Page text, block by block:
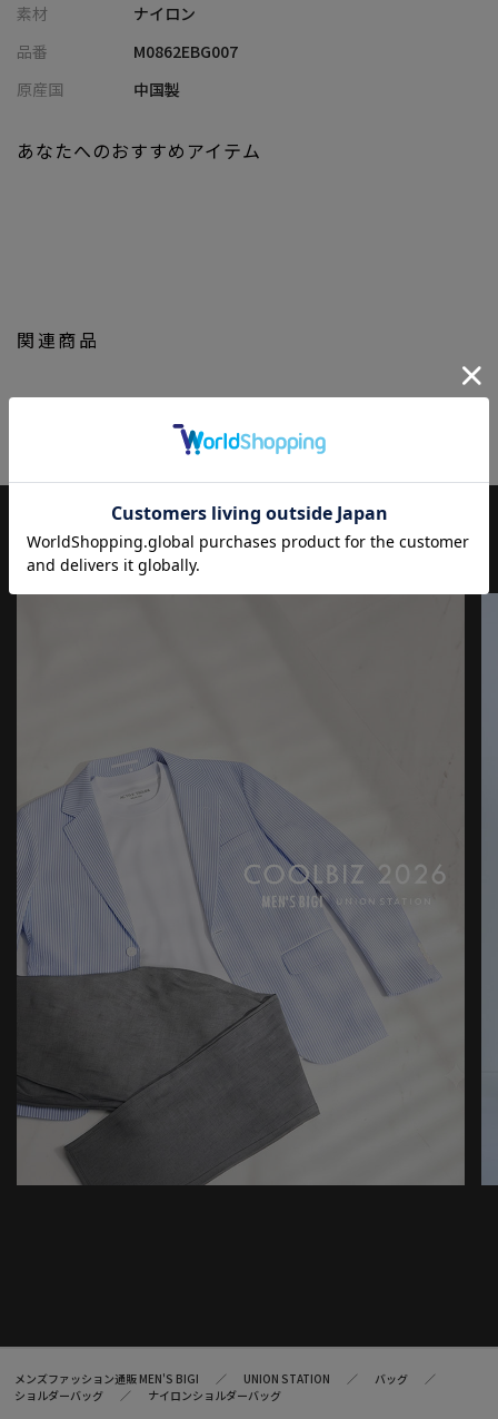
・Tシャツ×デニムと合わせて、軽快なカジュアルスタイルに
・シャツ×スラックスと合わせて、程よく抜け感のあるきれいめ
タイルに
ズビギ】
アメリカントラッドを軸にアメリカンカルチャー、ストリート、
ワーク、アウトドアといった多様なスタイル・文化を柔軟に取り
入れながら、現代の大人にふさわしいファッションを追求するブ
▼Instagram：@unionstation_official
素材
ナイロン
品番
M0862EBG007
原産国
中国製
関連商品
あなたへのおすすめアイテム
JOURNAL もっと見る
メンズファッション通販 MEN'S BIGI UNION STATION
バッグ
ショルダーバッグ
ナイロンショルダーバッグ